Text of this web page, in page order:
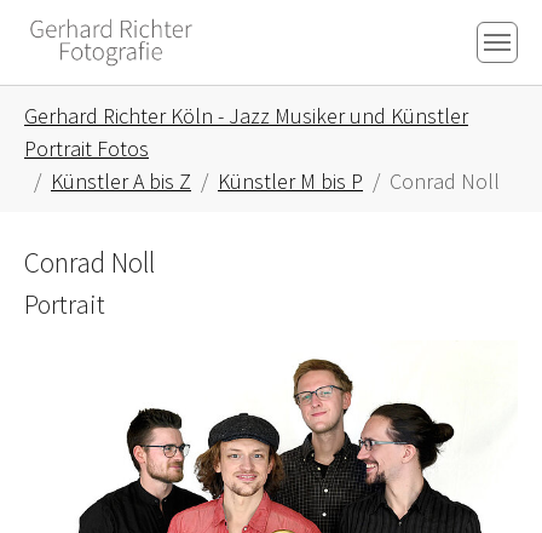
Skip to main content
Skip to page footer
Gerhard Richter Köln - Jazz Musiker und Künstler
Portrait Fotos
Künstler A bis Z
Künstler M bis P Conrad Noll
Conrad Noll
Portrait